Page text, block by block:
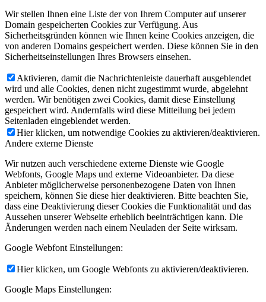
Wir stellen Ihnen eine Liste der von Ihrem Computer auf unserer
Domain gespeicherten Cookies zur Verfügung. Aus
Sicherheitsgründen können wie Ihnen keine Cookies anzeigen, die
von anderen Domains gespeichert werden. Diese können Sie in den
Sicherheitseinstellungen Ihres Browsers einsehen.
Aktivieren, damit die Nachrichtenleiste dauerhaft ausgeblendet
wird und alle Cookies, denen nicht zugestimmt wurde, abgelehnt
werden. Wir benötigen zwei Cookies, damit diese Einstellung
gespeichert wird. Andernfalls wird diese Mitteilung bei jedem
Seitenladen eingeblendet werden.
Hier klicken, um notwendige Cookies zu aktivieren/deaktivieren.
Andere externe Dienste
Wir nutzen auch verschiedene externe Dienste wie Google
Webfonts, Google Maps und externe Videoanbieter. Da diese
Anbieter möglicherweise personenbezogene Daten von Ihnen
speichern, können Sie diese hier deaktivieren. Bitte beachten Sie,
dass eine Deaktivierung dieser Cookies die Funktionalität und das
Aussehen unserer Webseite erheblich beeinträchtigen kann. Die
Änderungen werden nach einem Neuladen der Seite wirksam.
Google Webfont Einstellungen:
Hier klicken, um Google Webfonts zu aktivieren/deaktivieren.
Google Maps Einstellungen: